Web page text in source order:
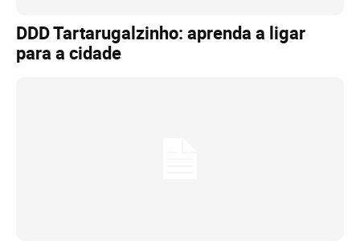
DDD Tartarugalzinho: aprenda a ligar
para a cidade